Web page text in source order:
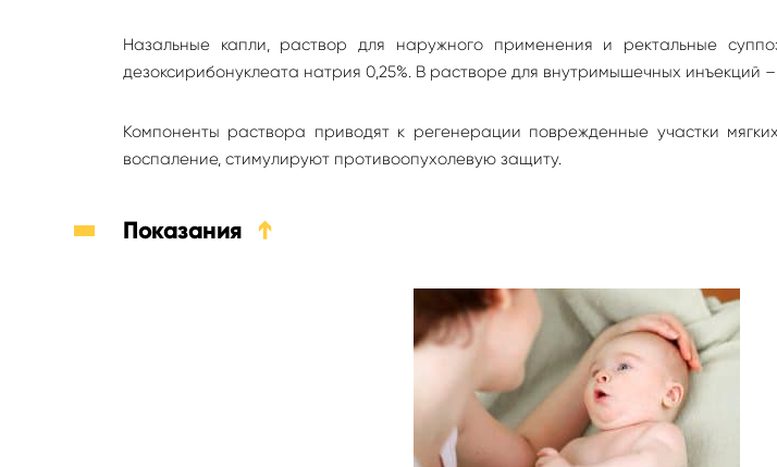
Назальные капли, раствор для наружного применения и ректальные
дезоксирибонуклеата натрия 0,25%. В растворе для внутримышечных инъекций –
Компоненты раствора приводят к регенерации поврежденные участки
воспаление, стимулируют противоопухолевую защиту.
Показания ➔